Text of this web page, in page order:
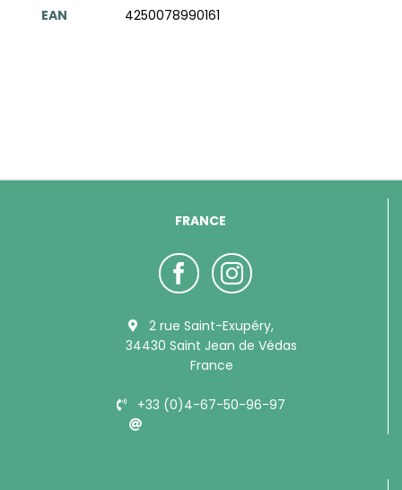
EAN
4250078990161
FRANCE
2 rue Saint-Exupéry,
34430 Saint Jean de Védas
France
+33 (0)4-67-50-96-97